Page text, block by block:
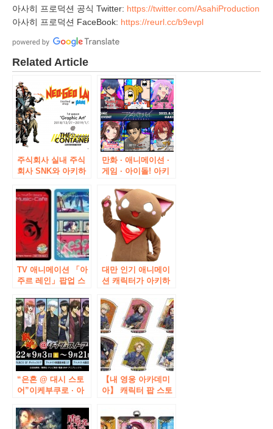
아사히 프로덕션 공식 Twitter: https://twitter.com/AsahiProduction
아사히 프로덕션 FaceBook: https://reurl.cc/b9evpl
Related Article
주식회사 실내 주식
회사 SNK와 아키하
모노즈쿠리”의 발신
을 위해 팀을 이루어,
기간 한정 이벤트
NEOGEO LAND
Limited Shop in
AKIBA 개최 발표!
만화 · 애니메이션 ·
게임 · 아이돌! 아키
건강하게 하는 서브
칼페스 “아키바야바
이” 오리지널 콜라보
레이션 상품 제2탄
발표
TV 애니메이션 「아
주르 레인」팝업 스
게이머즈 본점과 마
치다 점에서 12 월 7
일 (토)부터 개최 결
정! 선행 상품 판매와
추첨 회도 실시!
대만 인기 애니메이
션 캐릭터가 아키하
“은혼 @ 대시 스토
어”이케부쿠로 · 아
혼바시에서 기간 한
정 오픈! 신작 일러스
【내 영웅 아카데미
아】 캐릭터 팝 스토
릴 스탠드 컬렉션”이
등장! 2월 12일(토)부